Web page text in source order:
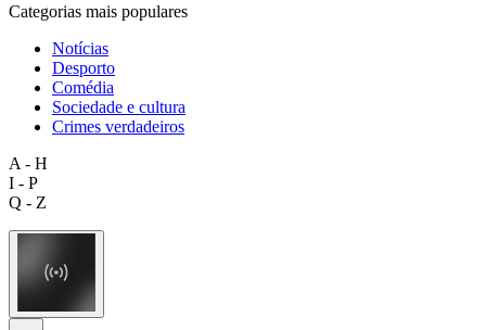
Categorias mais populares
Notícias
Desporto
Comédia
Sociedade e cultura
Crimes verdadeiros
A - H
I - P
Q - Z